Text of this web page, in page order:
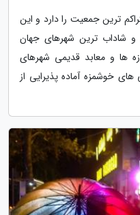
ترین جمعیت را دارد و این
و شاداب ترین شهرهای جهان
ها و معابد قدیمی شهرهای
خوشمزه آماده پذیرایی از